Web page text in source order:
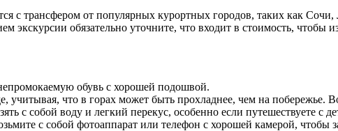
с трансфером от популярных курортных городов, таких как
экскурсии обязательно уточните, что входит в стоимость, чтобы
обувь с хорошей подошвой.
учитывая, что в горах может быть прохладнее, чем на побережье.
с собой воду и легкий перекус, особенно если путешествуете с
с собой фотоаппарат или телефон с хорошей камерой, чтобы